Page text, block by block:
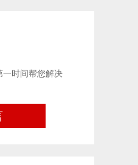
一时间帮您解决